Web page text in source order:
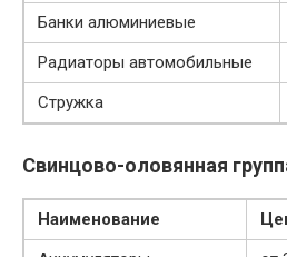
Банки алюминиевые
Радиаторы автомобильные
Стружка
Свинцово-оловянная
Наименование